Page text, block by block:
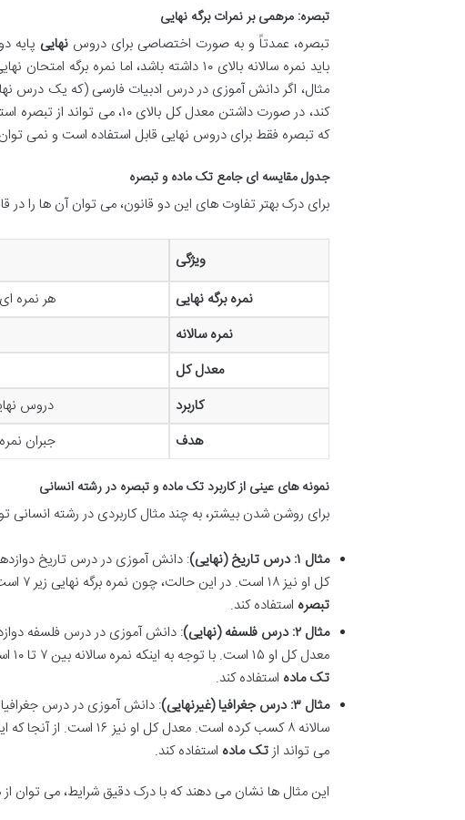
تبصره: مرهمی بر نمرات برگه نهایی
تبصره، عمدتاً و به صورت اختصاصی برای دروسنهایی پایه
کند، در صورت داشتن معدل کل
که تبصره فقط برای دروس نهایی قابل استفاده است و نمی توان
جدول مقایسه ای جامع تک ماده و تبصره
برای درک بهتر تفاوت های این دو قانون، می توان آن ها را
ویژگی
نمره برگه نهایی
هر نمره
نمره سالانه
معدل کل
کاربرد
دروس
هدف
جبران
نمونه های عینی از کاربرد تک ماده و تبصره در رشته انسانی
برای روشن شدن بیشتر، به چند مثال کاربردی در رشته انسانی
مثال ۱: درس تاریخ (نهایی)
کل او نیز ۱۸ است. در این حالت، چون نمره برگه نهایی زیر ۷ است و نمره سالانه و معدل کل بالای ۱۰ هستند، دانش آموز می تواند از
تبصره استفاده کند.
مثال ۲: درس فلسفه (نهایی)
معدل کل او ۱۵ است. با توجه به اینکه نمره سالانه بین ۷ تا ۱۰ است، حتی با وجود نمره بالای ۷ در برگه نهایی، دانش آموز می تواند از
تک ماده استفاده کند.
مثال ۳: درس جغرافیا (غیرنهایی)
: دانش آموزی در درس
می تواند ازتک ماده استفاده کند.
این مثال ها نشان می دهند که با درک دقیق شرایط، می توان از